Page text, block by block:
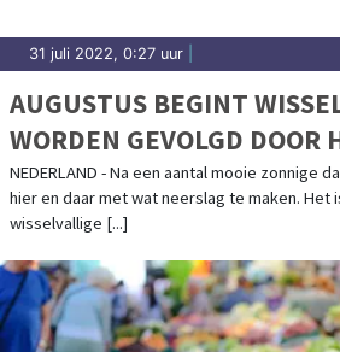
31 juli 2022, 0:27 uur
AUGUSTUS BEGINT
WORDEN GEVOLGD DOOR
VERKOELING
NEDERLAND - Na een aantal mooie zonnige
hier en daar met wat neerslag te maken. Het
wisselvallige [...]